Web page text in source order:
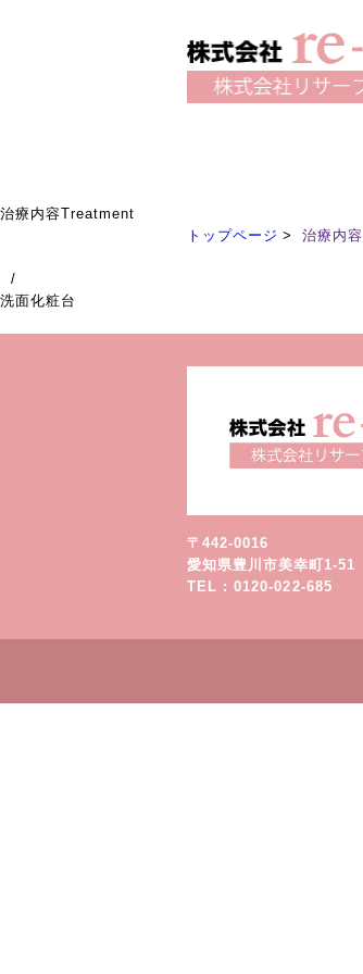
治療内容Treatment
トップページ
治療内容
/
洗面化粧台
〒442-0016
愛知県豊川市美幸町1-51
TEL : 0120-022-685